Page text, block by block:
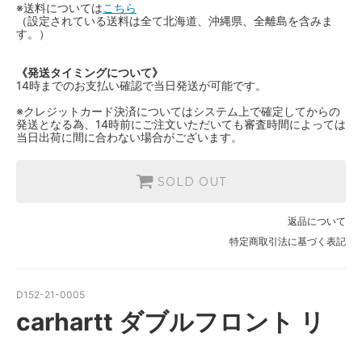
※送料についてはこちら
（設定されている送料は全て北海道、沖縄県、全離島を含みま
す。）
《発送タイミングについて》
14時までのお支払い確認で当日発送が可能です。
※クレジットカード決済についてはシステム上で確定してからの
発送となる為、14時前にご注文いただいても審査時間によっては
当日出荷に間に合わない場合がございます。
SOLD OUT
返品について
特定商取引法に基づく表記
D152-21-0005
carhartt ダブルフロント リ